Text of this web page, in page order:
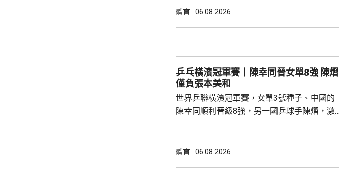
歉；國際足協會後發聲明，重申全力支持恩芬
恩芬天奴作出道歉，改變不了他們抵制世界盃
等國際足協相關賽事的立場，他們對恩芬...
體育 06.08.2026
乒乓橫濱冠軍賽丨陳幸同晉女單8強 陳熠
僅負張本美和
世界乒聯橫濱冠軍賽，女單3號種子、中國的
陳幸同順利晉級8強，另一國乒球手陳熠，激
全場控制大局下，以直落3局11:8、11:2及11:2
體育 06.08.2026